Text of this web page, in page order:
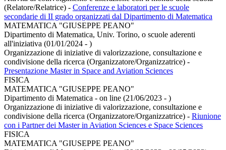
(Relatore/Relatrice) - Conferenze e laboratori per le scuole
secondarie di II grado organizzati dal Dipartimento di Matematica
MATEMATICA "GIUSEPPE PEANO"
Dipartimento di Matematica, Univ. Torino, o scuole aderenti
all'iniziativa (01/01/2024 - )
Organizzazione di iniziative di valorizzazione, consultazione e
condivisione della ricerca (Organizzatore/Organizzatrice) -
Presentazione Master in Space and Aviation Sciences
FISICA
MATEMATICA "GIUSEPPE PEANO"
Dipartimento di Matematica - on line (21/06/2023 - )
Organizzazione di iniziative di valorizzazione, consultazione e
condivisione della ricerca (Organizzatore/Organizzatrice) - Riunione
con i Partner dei Master in Aviation Sciences e Space Sciences
FISICA
MATEMATICA "GIUSEPPE PEANO"